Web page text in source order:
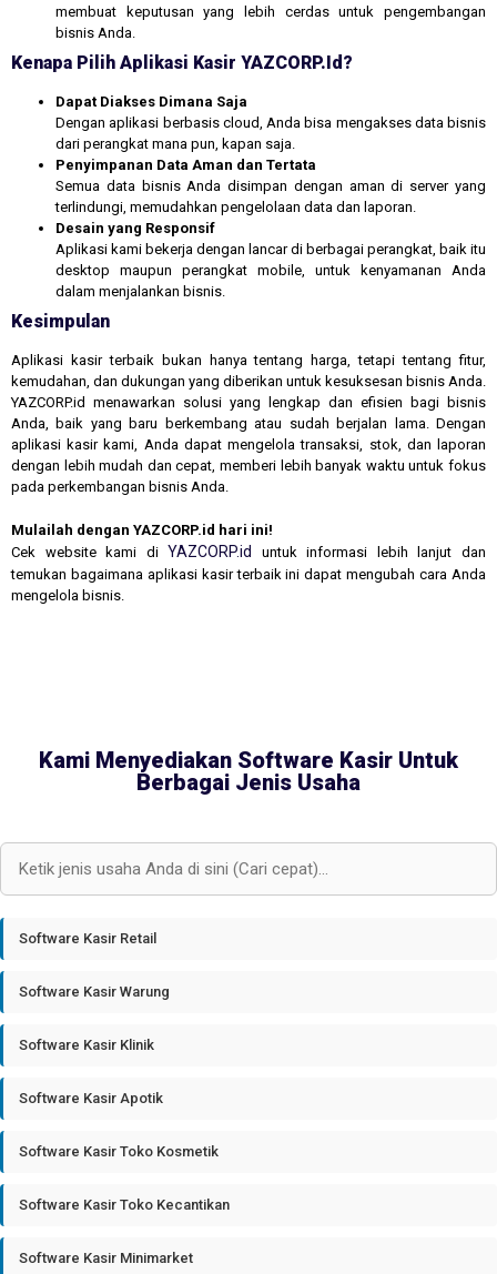
membuat keputusan yang lebih cerdas untuk pengembangan
bisnis Anda.
Kenapa Pilih Aplikasi Kasir YAZCORP.id?
Dapat Diakses Dimana Saja
Dengan aplikasi berbasis cloud, Anda bisa mengakses data bisnis
dari perangkat mana pun, kapan saja.
Penyimpanan Data Aman dan Tertata
Semua data bisnis Anda disimpan dengan aman di server yang
terlindungi, memudahkan pengelolaan data dan laporan.
Desain yang Responsif
Aplikasi kami bekerja dengan lancar di berbagai perangkat, baik itu
desktop maupun perangkat mobile, untuk kenyamanan Anda
dalam menjalankan bisnis.
Kesimpulan
Aplikasi kasir terbaik bukan hanya tentang harga, tetapi tentang fitur,
kemudahan, dan dukungan yang diberikan untuk kesuksesan bisnis Anda.
YAZCORP.id menawarkan solusi yang lengkap dan efisien bagi bisnis
Anda, baik yang baru berkembang atau sudah berjalan lama. Dengan
aplikasi kasir kami, Anda dapat mengelola transaksi, stok, dan laporan
dengan lebih mudah dan cepat, memberi lebih banyak waktu untuk fokus
pada perkembangan bisnis Anda.
Mulailah dengan YAZCORP.id hari ini!
Cek website kami di YAZCORP.id
untuk informasi lebih lanjut dan
temukan bagaimana aplikasi kasir terbaik ini dapat mengubah cara Anda
mengelola bisnis.
Kami Menyediakan Software Kasir Untuk
Berbagai Jenis Usaha
Software Kasir Retail
Software Kasir Warung
Software Kasir Klinik
Software Kasir Apotik
Software Kasir Toko Kosmetik
Software Kasir Toko Kecantikan
Software Kasir Minimarket